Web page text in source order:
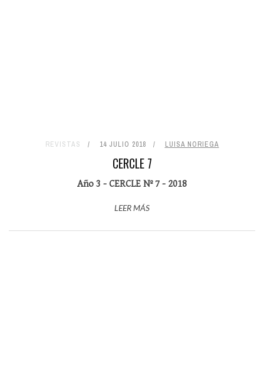
REVISTAS 14 JULIO 2018 LUISA NORIEGA
CERCLE 7
Año 3 - CERCLE Nº 7 - 2018
LEER MÁS